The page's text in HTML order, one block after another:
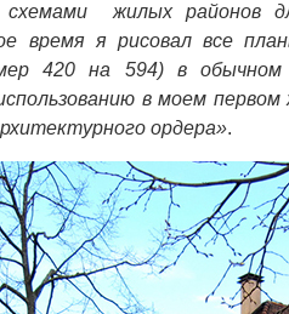
схемами жилых районов
время я рисовал все
420 на 594) в
в моем
ордера».